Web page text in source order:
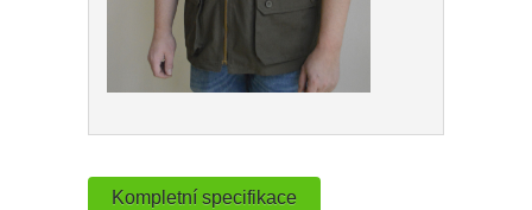
Kompletní specifikace